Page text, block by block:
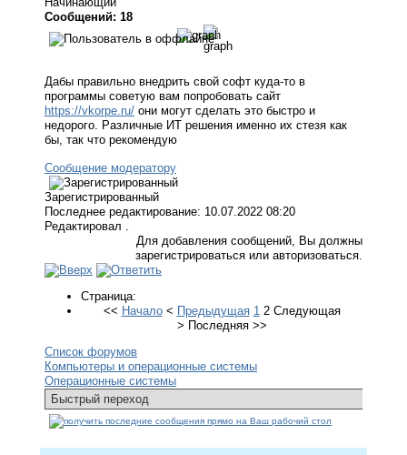
Сообщений: 18
Дабы правильно внедрить свой софт куда-то в
программы советую вам попробовать сайт
https://vkorpe.ru/ они могут сделать это быстро и
недорого. Различные ИТ решения именно их стезя как
бы, так что рекомендую
Сообщение модератору
Зарегистрированный
Последнее редактирование: 10.07.2022 08:20
Редактировал .
Для добавления сообщений, Вы должны
зарегистрироваться или авторизоваться.
Страница:
<< Начало< Предыдущая 1 2 Следующая
> Последняя>>
Список форумов
Компьютеры и операционные системы
Операционные системы